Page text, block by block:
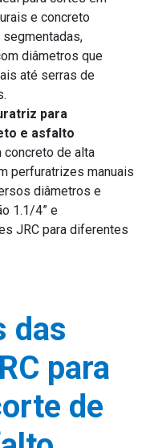
e concreto
diâmetros que
até serras de
para
e asfalto
concreto de alta
perfuratrizes manuais
diâmetros e
1.1/4” e
JRC para diferentes
das
para
de